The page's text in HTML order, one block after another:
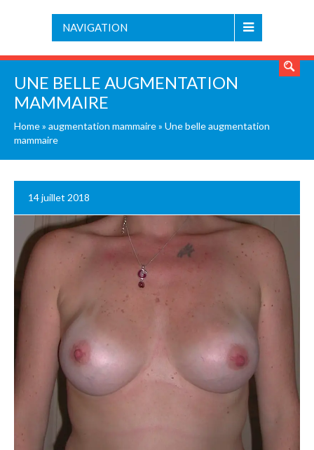
NAVIGATION
UNE BELLE AUGMENTATION
MAMMAIRE
Home» augmentation mammaire» Une belle augmentation
mammaire
14 juillet 2018